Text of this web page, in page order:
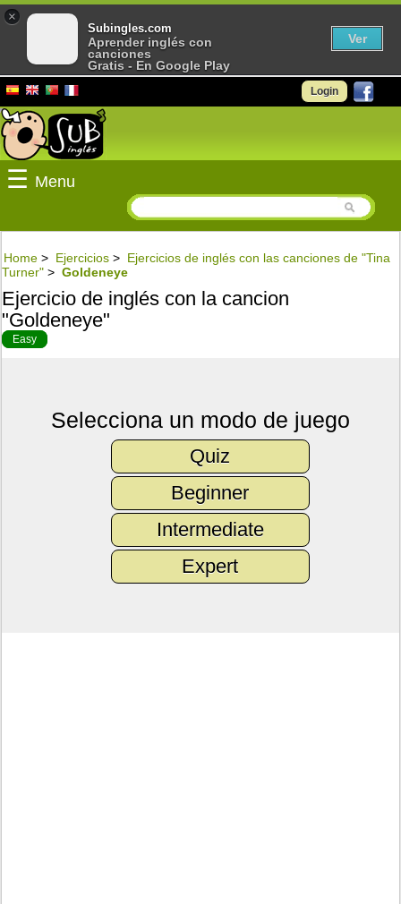
Login
☰ Menu
Home > Ejercicios > Ejercicios de inglés con las canciones de "Tina
Turner" > Goldeneye
Ejercicio de inglés con la cancion
"Goldeneye"
Easy
Selecciona un modo de juego
Quiz
Beginner
Intermediate
Expert
×
Subingles.com
Aprender inglés con
canciones
Gratis - En Google Play
Ver